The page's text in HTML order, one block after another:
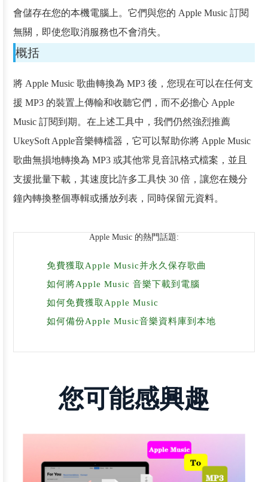
會儲存在您的本機電腦上。它們與您的 Apple Music 訂閱
無關，即使您取消服務也不會消失。
概括
將 Apple Music 歌曲轉換為 MP3 後，您現在可以在任何支
援 MP3 的裝置上傳輸和收聽它們，而不必擔心 Apple
Music 訂閱到期。在上述工具中，我們仍然強烈推薦
UkeySoft Apple音樂轉檔器，它可以幫助你將 Apple Music
歌曲無損地轉換為 MP3 或其他常見音訊格式檔案，並且
支援批量下載，其速度比許多工具快 30 倍，讓您在幾分
鐘內轉換整個專輯或播放列表，同時保留元資料。
Apple Music 的熱門話題:
免費獲取Apple Music并永久保存歌曲
如何將Apple Music 音樂下載到電腦
如何免費獲取Apple Music
如何備份Apple Music音樂資料庫到本地
您可能感興趣